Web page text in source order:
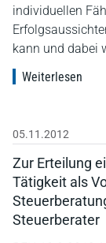
individuellen
kann und dabei
Weiterlesen
05.11.2012
Zur Erteilung
Tätigkeit als
Steuerberater